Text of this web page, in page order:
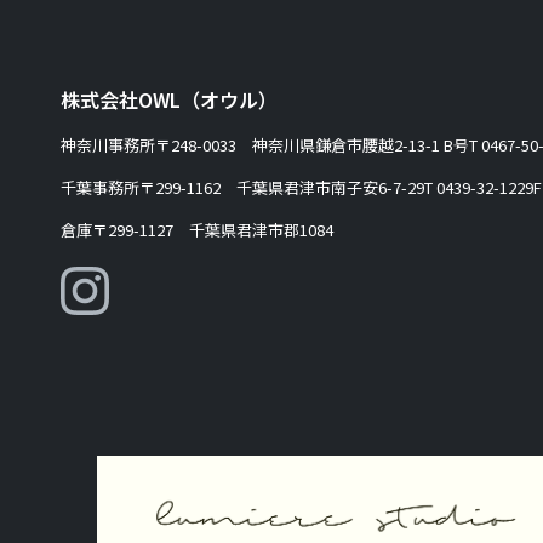
株式会社OWL（オウル）
神奈川事務所〒248-0033 神奈川県鎌倉市腰越2-13-1 B号T 0467-
千葉事務所〒299-1162 千葉県君津市南子安6-7-29T 0439-32-1229
倉庫〒299-1127 千葉県君津市郡1084